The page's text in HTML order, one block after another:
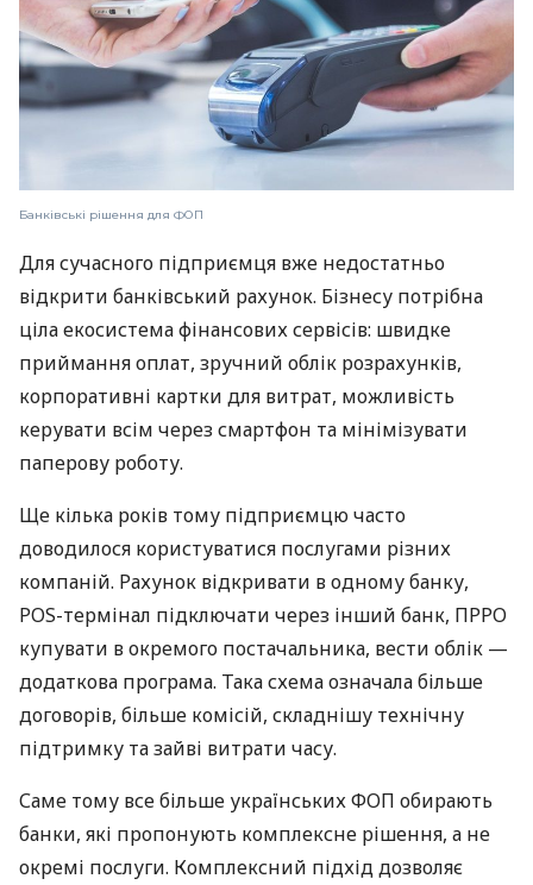
Банківські рішення для ФОП
Для сучасного підприємця вже недостатньо
відкрити банківський рахунок. Бізнесу потрібна
ціла екосистема фінансових сервісів: швидке
приймання оплат, зручний облік розрахунків,
корпоративні картки для витрат, можливість
керувати всім через смартфон та мінімізувати
паперову роботу.
Ще кілька років тому підприємцю часто
доводилося користуватися послугами різних
компаній. Рахунок відкривати в одному банку,
POS-термінал підключати через інший банк, ПРРО
купувати в окремого постачальника, вести облік —
додаткова програма. Така схема означала більше
договорів, більше комісій, складнішу технічну
підтримку та зайві витрати часу.
Саме тому все більше українських ФОП обирають
банки, які пропонують комплексне рішення, а не
окремі послуги. Комплексний підхід дозволяє